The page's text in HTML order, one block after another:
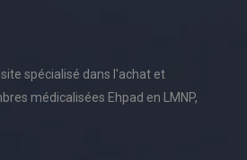
spécialisé dans l'achat et
médicalisées Ehpad en LMNP,